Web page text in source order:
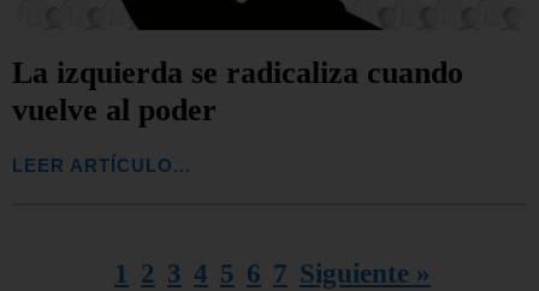
La izquierda se radicaliza cuando
vuelve al poder
LEER ARTÍCULO...
1 2 3 4 5 6 7 Siguiente »